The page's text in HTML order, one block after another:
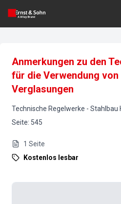
Anmerkungen zu den
für die Verwendung
Verglasungen
Technische Regelwerke - Stahlbau
Seite: 545
1 Seite
Kostenlos lesbar